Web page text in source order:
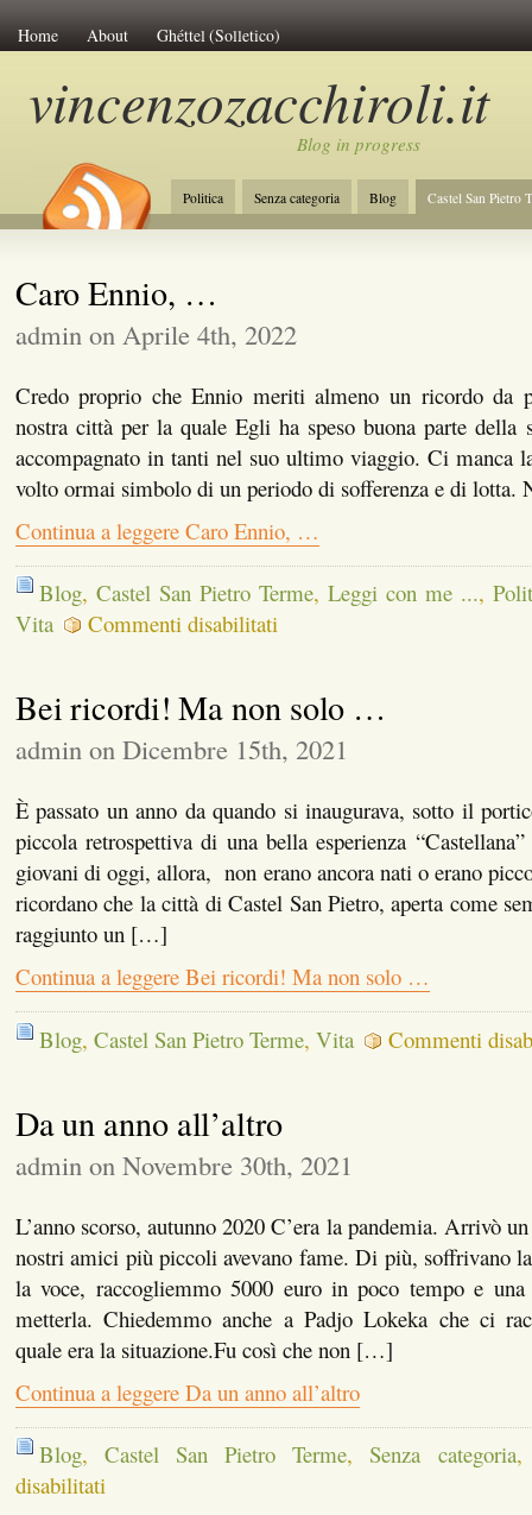
Home About Ghéttel (Solletico)
vincenzozacchiroli.it
Blog in progress
Politica Senza categoria Blog
Castel San Pietro
La Costituzione
Lavoro Initiative of Change
Caro Ennio, …
admin on Aprile 4th, 2022
Credo proprio che Ennio meriti almeno un ricordo da
nostra città per la quale Egli ha speso buona parte della
accompagnato in tanti nel suo ultimo viaggio. Ci manca
volto ormai simbolo di un periodo di sofferenza e di
Continua a leggere Caro Ennio, …
Blog, Castel San Pietro Terme, Leggi con me ...,
Vita
Commenti disabilitatisu
Caro
Bei ricordi! Ma non solo …
admin on Dicembre 15th, 2021
È passato un anno da quando si inaugurava, sotto il
piccola retrospettiva di una bella esperienza
giovani di oggi, allora, non erano ancora nati o erano
ricordano che la città di Castel San Pietro, aperta come
raggiunto un […]
Continua a leggere Bei ricordi! Ma non solo …
Blog, Castel San Pietro Terme, Vita Commenti
Da un anno all’altro
admin on Novembre 30th, 2021
L’anno scorso, autunno 2020 C’era la pandemia. Arrivò
nostri amici più piccoli avevano fame. Di più, soffrivano
la voce, raccogliemmo 5000 euro in poco tempo e una
metterla. Chiedemmo anche a Padjo Lokeka che ci
quale era la situazione.Fu così che non […]
Continua a leggere Da un anno all’altro
Blog, Castel San Pietro Terme,Senza categoria
disabilitatisu
Da